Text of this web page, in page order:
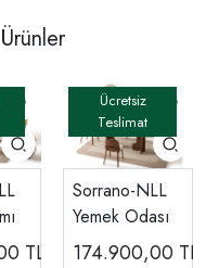
TL
Sorrano-NLL
Yemek Odası
174.900,00 TL